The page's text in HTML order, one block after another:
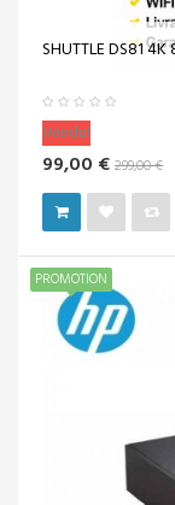
SHUTTLE DS81
Vendu!
99,00 € 299,00 €
PROMOTION